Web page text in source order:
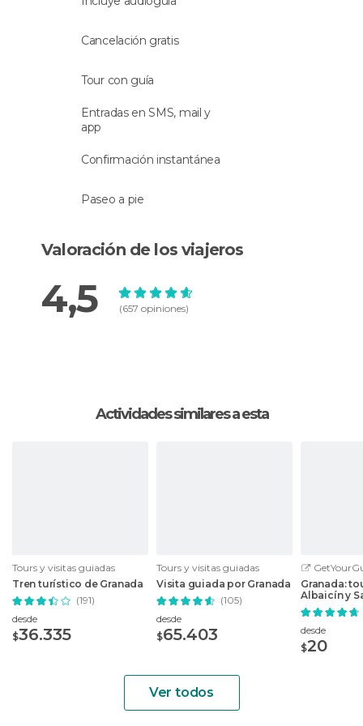
Cancelación gratis
Tour con guía
Entradas en SMS, mail y
app
Confirmación instantánea
Paseo a pie
Valoración de los viajeros
4,5 (657 opiniones)
Actividades similares a esta
Tours y visitas guiadas
Tren turístico de Granada
(191)
desde
$36.335
Tours y visitas guiadas
Visita guiada por Granada
(105)
desde
$65.403
Granada:
Albaicín y
2,5 h
desde
$20
Ver todos